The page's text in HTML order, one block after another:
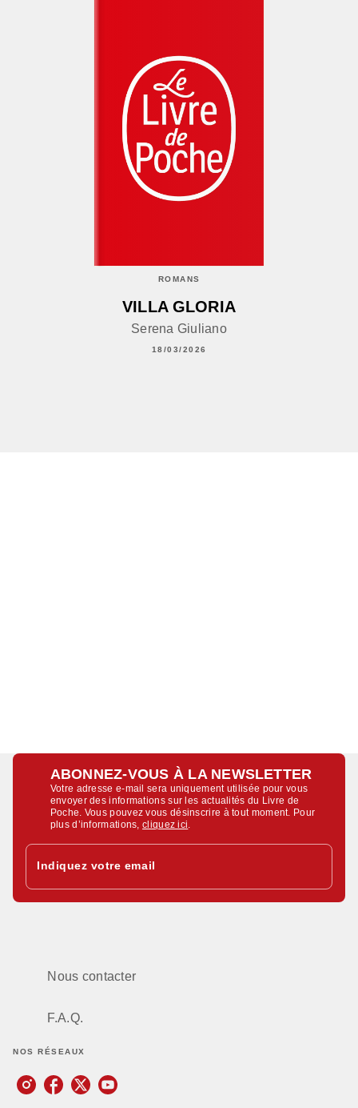
ROMANS
VILLA GLORIA
Serena Giuliano
18/03/2026
ABONNEZ-VOUS À LA NEWSLETTER
Votre adresse e-mail sera uniquement utilisée pour vous
envoyer des informations sur les actualités du Livre de
Poche. Vous pouvez vous désinscrire à tout moment. Pour
plus d’informations,cliquez ici
Indiquez votre email
Nous contacter
F.A.Q.
NOS RÉSEAUX